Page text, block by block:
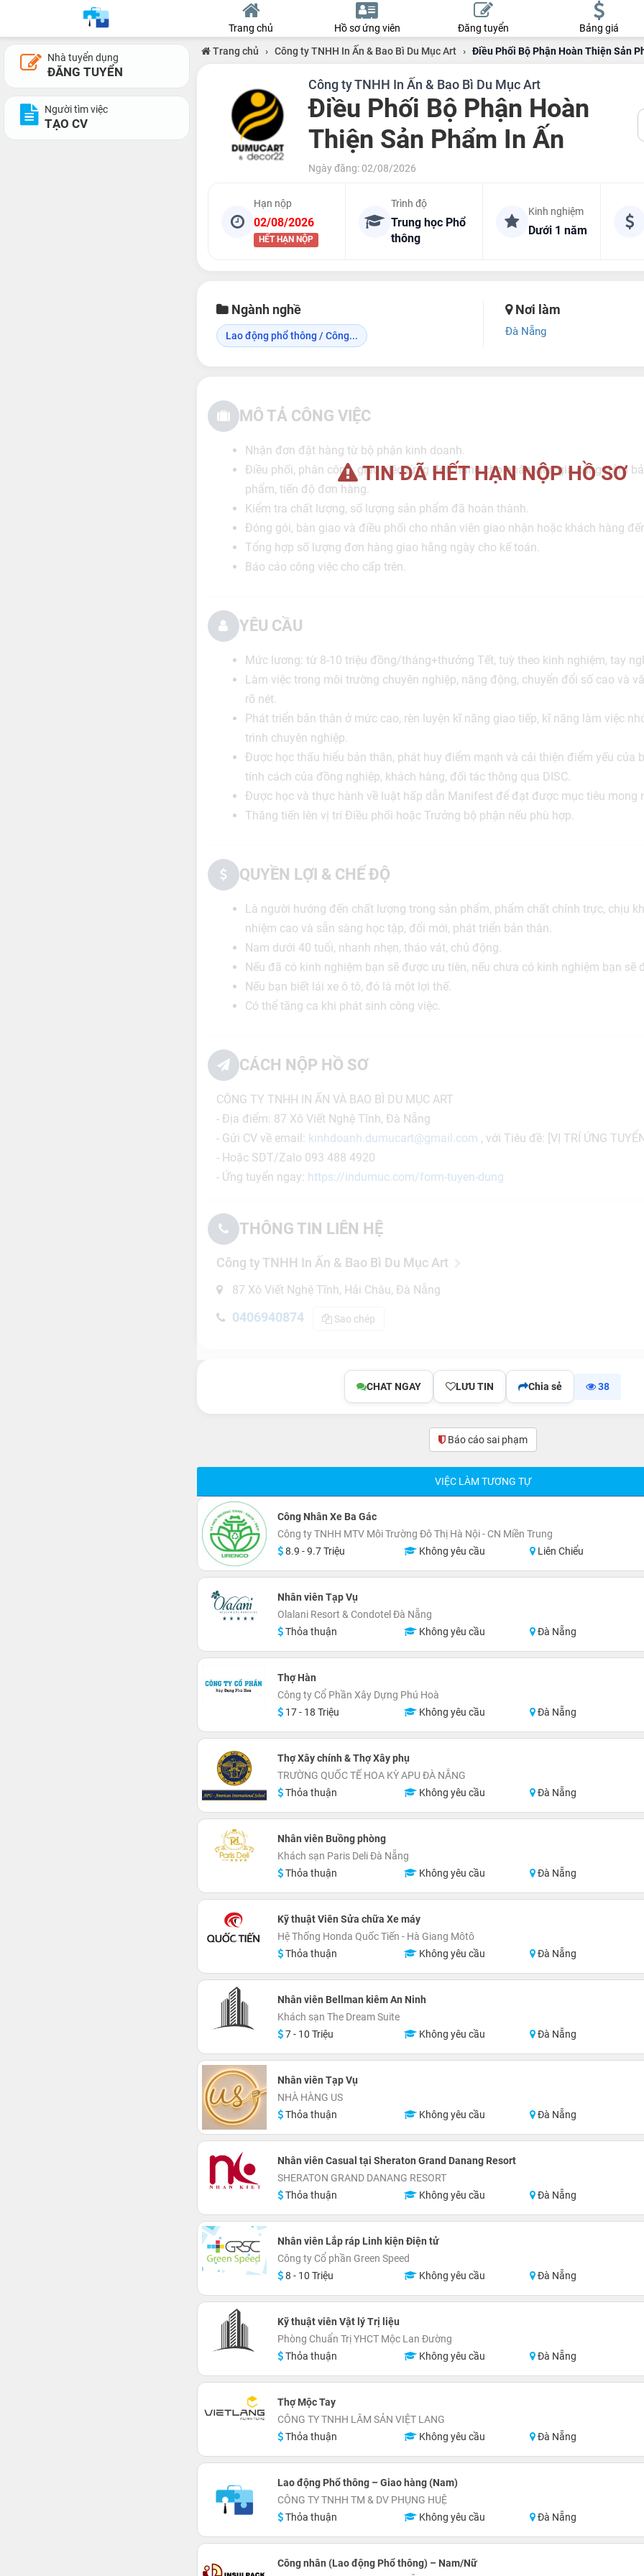
Trang chủ Hồ sơ ứng viên Đăng tuyển Bảng giá
Nhà tuyển dụng
ĐĂNG TUYỂN
Người tìm việc
TẠO CV
Trang chủ › Công ty TNHH In Ấn & Bao Bì Du Mục Art › Điều Phối Bộ Phận Hoàn Thiện Sản
Công ty TNHH In Ấn & Bao Bì Du Mục Art
Điều Phối Bộ Phận Hoàn
Thiện Sản Phẩm In Ấn
Ngày đăng: 02/08/2026
Hạn nộp
02/08/2026
HẾT HẠN NỘP
Trình độ
Trung học Phổ
thông
Kinh nghiệm
Dưới 1 năm
Ngành nghề
Lao động phổ thông / Công...
Nơi làm
Đà Nẵng
TIN ĐÃ HẾT HẠN NỘP HỒ SƠ
MÔ TẢ CÔNG VIỆC
Nhận đơn đặt hàng từ bộ phận kinh doanh.
Điều phối, phân công, giao việc từng đơn hàng cho nhân viên gia công đảm
phẩm, tiến độ đơn hàng.
Kiểm tra chất lượng, số lượng sản phẩm đã hoàn thành.
Đóng gói, bàn giao và điều phối cho nhân viên giao nhận hoặc khách hàng
Tổng hợp số lượng đơn hàng giao hằng ngày cho kế toán.
Báo cáo công việc cho cấp trên.
YÊU CẦU
Mức lương: từ 8-10 triệu đồng/tháng+thưởng Tết, tuỳ theo kinh nghiệm, tay
Làm việc trong môi trường chuyên nghiệp, năng động, chuyển đổi số cao và
rõ nét.
Phát triển bản thân ở mức cao, rèn luyện kĩ năng giao tiếp, kĩ năng làm việc
trình chuyên nghiệp.
Được học thấu hiểu bản thân, phát huy điểm mạnh và cải thiện điểm yếu của
tính cách của đồng nghiệp, khách hàng, đối tác thông qua DISC.
Được học và thực hành về luật hấp dẫn Manifest để đạt được mục tiêu mong
Thăng tiến lên vị trí Điều phối hoặc Trưởng bộ phận nếu phù hợp.
QUYỀN LỢI & CHẾ ĐỘ
Là người hướng đến chất lượng trong sản phẩm, phẩm chất chính trực, chịu
nhiệm cao và sẵn sàng học tập, đổi mới, phát triển bản thân.
Nam dưới 40 tuổi, nhanh nhẹn, tháo vát, chủ động.
Nếu đã có kinh nghiệm bạn sẽ được ưu tiên, nếu chưa có kinh nghiệm bạn sẽ
Nếu bạn biết lái xe ô tô, đó là một lợi thế.
Có thể tăng ca khi phát sinh công việc.
CÁCH NỘP HỒ SƠ
CÔNG TY TNHH IN ẤN VÀ BAO BÌ DU MỤC ART
- Địa điểm: 87 Xô Viết Nghệ Tĩnh, Đà Nẵng
- Gửi CV về email: kinhdoanh.dumucart@gmail.com , với Tiêu đề: [VỊ TRÍ ỨNG
- Hoặc SDT/Zalo 093 488 4920
- Ứng tuyển ngay: https://indumuc.com/form-tuyen-dung
THÔNG TIN LIÊN HỆ
Công ty TNHH In Ấn & Bao Bì Du Mục Art
87 Xô Viết Nghệ Tĩnh, Hải Châu, Đà Nẵng
0406940874 Sao chép
CHAT NGAY LƯU TIN Chia sẻ 38
Báo cáo sai phạm
VIỆC LÀM TƯƠNG TỰ
Công Nhân Xe Ba Gác
Công ty TNHH MTV Môi Trường Đô Thị Hà Nội - CN Miền Trung
8.9 - 9.7 Triệu
Không yêu cầu Liên Chiểu
Nhân viên Tạp Vụ
Olalani Resort & Condotel Đà Nẵng
Thỏa thuận
Không yêu cầu Đà Nẵng
Thợ Hàn
Công ty Cổ Phần Xây Dựng Phú Hoà
17 - 18 Triệu
Không yêu cầu Đà Nẵng
Thợ Xây chính & Thợ Xây phụ
TRƯỜNG QUỐC TẾ HOA KỲ APU ĐÀ NẴNG
Thỏa thuận
Không yêu cầu Đà Nẵng
Nhân viên Buồng phòng
Khách sạn Paris Deli Đà Nẵng
Thỏa thuận
Không yêu cầu Đà Nẵng
Kỹ thuật Viên Sửa chữa Xe máy
Hệ Thống Honda Quốc Tiến - Hà Giang Môtô
Thỏa thuận
Không yêu cầu Đà Nẵng
Nhân viên Bellman kiêm An Ninh
Khách sạn The Dream Suite
7 - 10 Triệu
Không yêu cầu Đà Nẵng
Nhân viên Tạp Vụ
NHÀ HÀNG US
Thỏa thuận
Không yêu cầu Đà Nẵng
Nhân viên Casual tại Sheraton Grand Danang Resort
SHERATON GRAND DANANG RESORT
Thỏa thuận
Không yêu cầu Đà Nẵng
Nhân viên Lắp ráp Linh kiện Điện tử
Công ty Cổ phần Green Speed
8 - 10 Triệu
Không yêu cầu Đà Nẵng
Kỹ thuật viên Vật lý Trị liệu
Phòng Chuẩn Trị YHCT Mộc Lan Đường
Thỏa thuận
Không yêu cầu Đà Nẵng
Thợ Mộc Tay
CÔNG TY TNHH LÂM SẢN VIỆT LANG
Thỏa thuận
Không yêu cầu Đà Nẵng
Lao động Phổ thông – Giao hàng (Nam)
CÔNG TY TNHH TM & DV PHỤNG HUỆ
Thỏa thuận
Không yêu cầu Đà Nẵng
Công nhân (Lao động Phổ thông) – Nam/Nữ